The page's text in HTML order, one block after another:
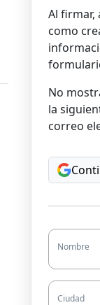
Al firmar,
como
No
la
correo
Nombre
Ciudad